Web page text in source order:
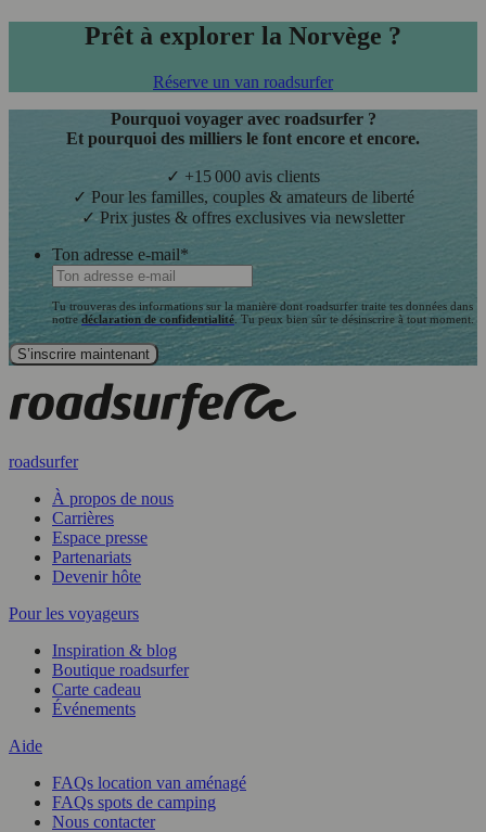
Prêt à explorer la Norvège ?
Réserve un van roadsurfer
Pourquoi voyager avec roadsurfer ?
Et pourquoi des milliers le font encore et encore.
✓ +15 000 avis clients
✓ Pour les familles, couples & amateurs de liberté
✓ Prix justes & offres exclusives via newsletter
Ton adresse e-mail*
Tu trouveras des informations sur la manière dont roadsurfer traite tes données dans
notre déclaration de confidentialité . Tu peux bien sûr te désinscrire à tout moment.
roadsurfer
À propos de nous
Carrières
Espace presse
Partenariats
Devenir hôte
Pour les voyageurs
Inspiration & blog
Boutique roadsurfer
Carte cadeau
Événements
Aide
FAQs location van aménagé
FAQs spots de camping
Nous contacter